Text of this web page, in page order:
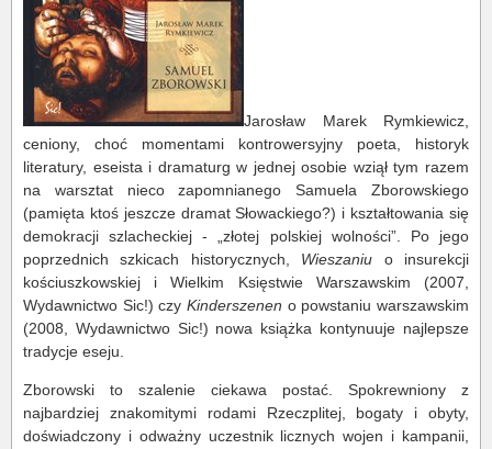
Jarosław Marek Rymkiewicz,
ceniony, choć momentami kontrowersyjny poeta, historyk
literatury, eseista i dramaturg w jednej osobie wziął tym razem
na warsztat nieco zapomnianego Samuela Zborowskiego
(pamięta ktoś jeszcze dramat Słowackiego?) i kształtowania się
demokracji szlacheckiej - „złotej polskiej wolności”. Po jego
poprzednich szkicach historycznych, Wieszaniu o insurekcji
kościuszkowskiej i Wielkim Księstwie Warszawskim (2007,
Wydawnictwo Sic!) czy Kinderszenen o powstaniu warszawskim
(2008, Wydawnictwo Sic!) nowa książka kontynuuje najlepsze
tradycje eseju.
Zborowski to szalenie ciekawa postać. Spokrewniony z
najbardziej znakomitymi rodami Rzeczplitej, bogaty i obyty,
doświadczony i odważny uczestnik licznych wojen i kampanii,